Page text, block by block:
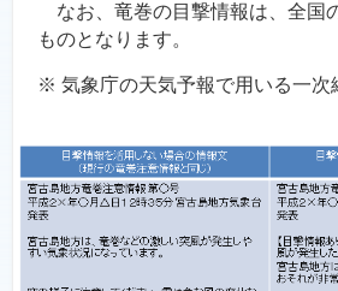
なお、竜巻の目撃情報は、全国
ものとなります。
※ 気象庁の天気予報で用いる一次